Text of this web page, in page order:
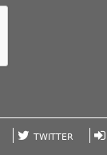
TWITTER